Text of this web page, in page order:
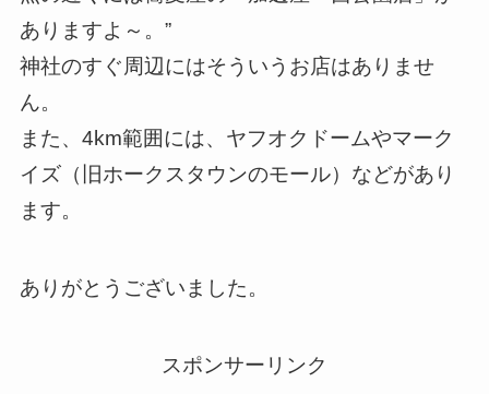
ありますよ～。”
神社のすぐ周辺にはそういうお店はありませ
ん。
また、4km範囲には、ヤフオクドームやマーク
イズ（旧ホークスタウンのモール）などがあり
ます。
ありがとうございました。
スポンサーリンク